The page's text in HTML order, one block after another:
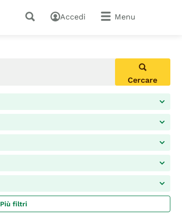
Accedi Menu
Cercare
Più filtri